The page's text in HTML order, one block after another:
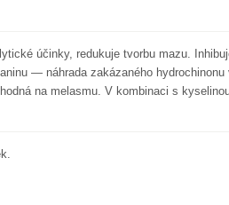
účinky, redukuje tvorbu mazu.
— náhrada zakázaného hydrochinonu
na melasmu. V kombinaci s